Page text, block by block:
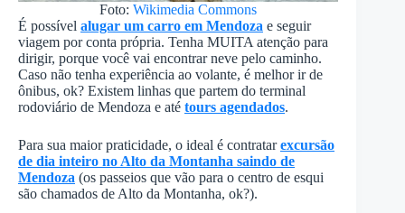
Foto:Wikimedia Commons
É possível alugar um carro em Mendoza e seguir
viagem por conta própria. Tenha MUITA atenção para
dirigir, porque você vai encontrar neve pelo caminho.
Caso não tenha experiência ao volante, é melhor ir de
ônibus, ok? Existem linhas que partem do terminal
rodoviário de Mendoza e até tours agendados.
Para sua maior praticidade, o ideal é contratarexcursão
de dia inteiro no Alto da Montanha saindo de
Mendoza (os passeios que vão para o centro de esqui
são chamados de Alto da Montanha, ok?).